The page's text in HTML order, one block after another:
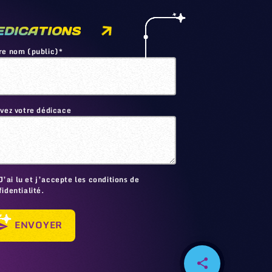
share
email
nom (public)*
votre dédicace
lu et j’accepte les conditions de
ENVOYER